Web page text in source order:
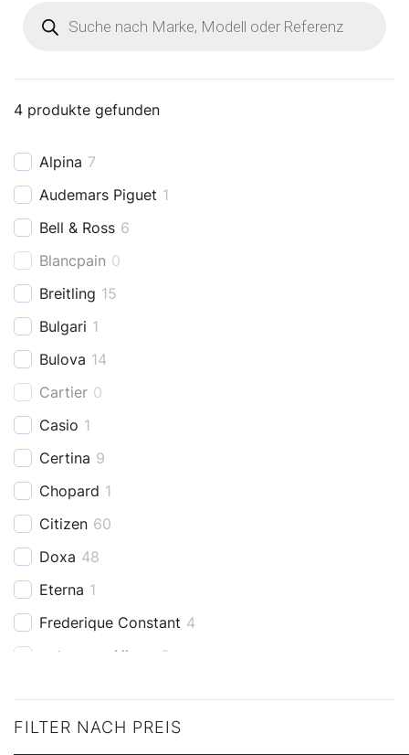
search
4 produkte gefunden
Alpina 7
Audemars Piguet 1
Bell & Ross 6
Blancpain 0
Breitling 15
Bulgari 1
Bulova 14
Cartier 0
Casio 1
Certina 9
Chopard 1
Citizen 60
Doxa 48
Eterna 1
Frederique Constant 4
getragene Uhren
0
Grand Seiko 4
FILTER NACH PREIS